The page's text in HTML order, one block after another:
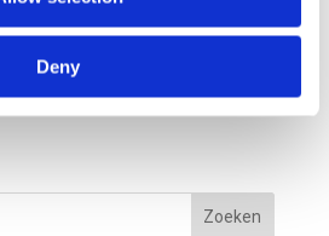
Deny
van de...